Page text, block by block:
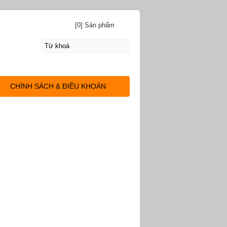
[0] Sản phẩm
CHÍNH SÁCH & ĐIỀU KHOẢN